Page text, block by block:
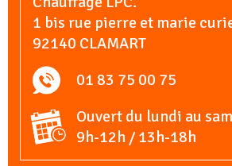
1 bis rue pierre et marie
92140 CLAMART
01 83 75 00 75
Ouvert du lundi au
9h-12h / 13h-18h